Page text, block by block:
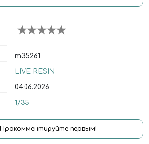
m35261
LIVE RESIN
04.06.2026
1/35
Прокомментируйте первым!